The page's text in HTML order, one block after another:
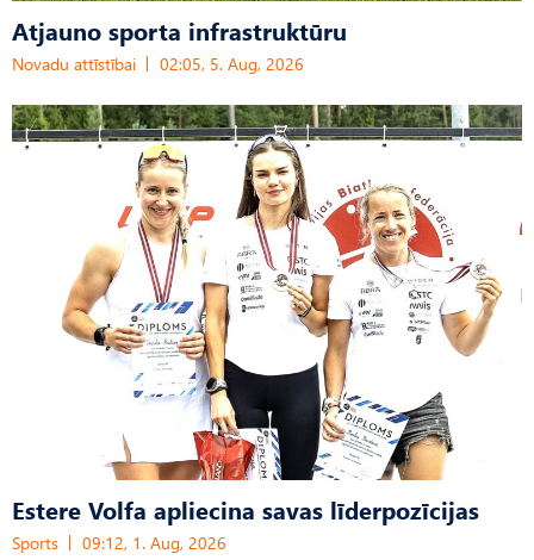
Atjauno sporta infrastruktūru
Novadu attīstībai 02:05, 5. Aug, 2026
Estere Volfa apliecina savas līderpozīcijas
Sports 09:12, 1. Aug, 2026